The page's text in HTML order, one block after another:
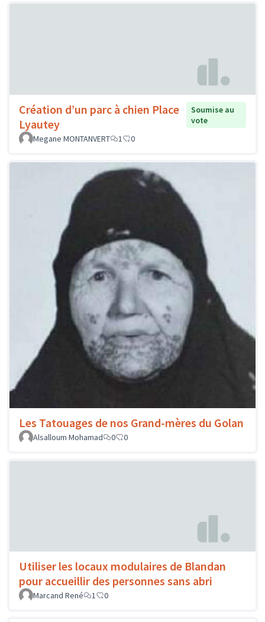
Création d’un parc à chien Place
Lyautey
Soumise au
vote
Megane MONTANVERT
1 0
Les Tatouages de nos Grand-mères du Golan
Alsalloum Mohamad 0 0
Utiliser les locaux modulaires de Blandan
pour accueillir des personnes sans abri
Marcand René 1 0